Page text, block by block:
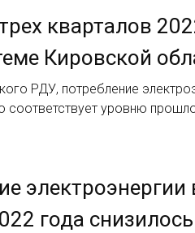
кварталов
Кировской
РДУ, потребление
соответствует уровню
года